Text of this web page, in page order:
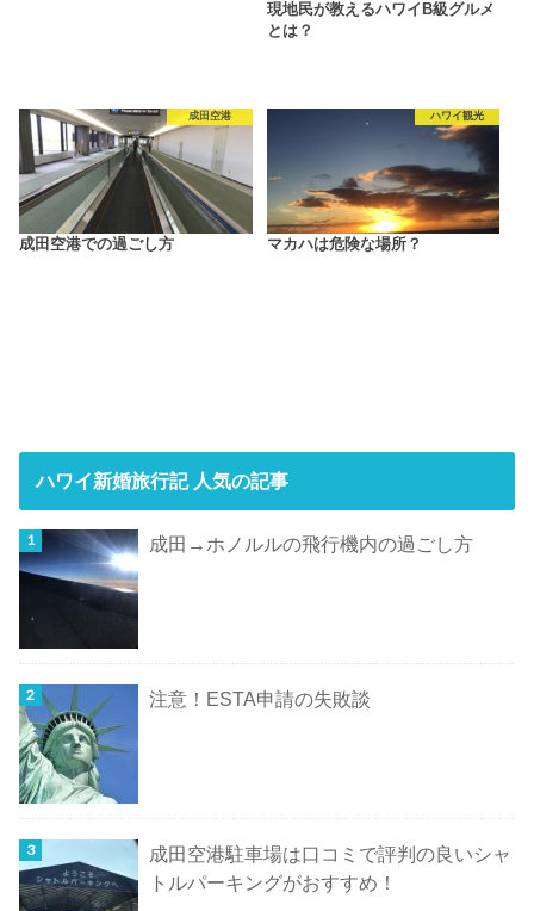
現地民が教えるハワイB級グルメ
とは？
成田空港
成田空港での過ごし方
ハワイ観光
マカハは危険な場所？
ハワイ新婚旅行記 人気の記事
成田→ホノルルの飛行機内の過ごし方
注意！ESTA申請の失敗談
成田空港駐車場は口コミで評判の良いシャ
トルパーキングがおすすめ！